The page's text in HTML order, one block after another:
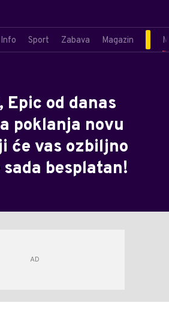
Info Sport Zabava Magazin
od danas
poklanja novu
će vas ozbiljno
besplatan!